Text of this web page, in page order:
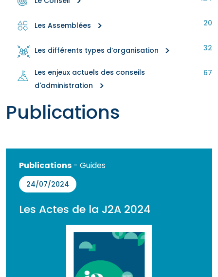
Les Assemblées > 20
Les différents types d’organisation > 32
Les enjeux actuels des conseils
d'administration
>
67
Publications
Publications- Guides
24/07/2024
Les Actes de la J2A 2024